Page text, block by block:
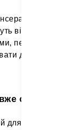
відстежувати
переглядати
доступ до
сьогодні
для себе світ